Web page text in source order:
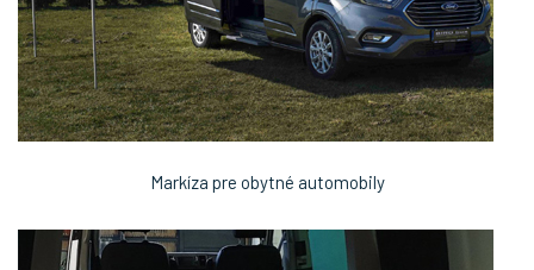
Markíza pre obytné automobily